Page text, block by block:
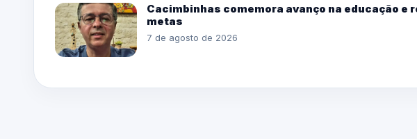
Cacimbinhas comemora avanço na educação e
metas
7 de agosto de 2026